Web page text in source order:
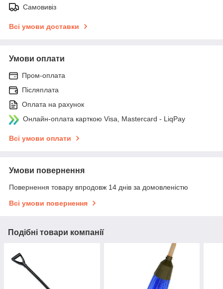
Самовивіз
Всі умови доставки
Умови оплати
Пром-оплата
Післяплата
Оплата на рахунок
Онлайн-оплата карткою Visa, Mastercard - LiqPay
Всі умови оплати
Умови повернення
Повернення товару впродовж 14 днів за домовленістю
Всі умови повернення
Подібні товари компанії